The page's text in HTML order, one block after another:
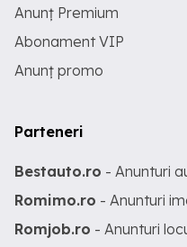
Anunț Premium
Abonament VIP
Anunț promo
Parteneri
Bestauto.ro - Anunturi
Romimo.ro - Anunturi
Romjob.ro - Anunturi